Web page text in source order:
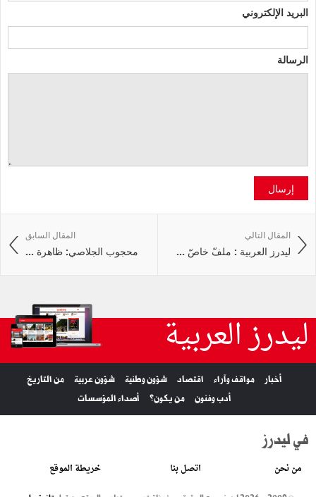
البريد الإلكتروني
الرسالة
إرسال
المقال السابق
محجوب الجلاصي: ظاهرة ...
المقال التالي
ليدرز العربية : ملفّ خاصّ ...
ليدرز العربية
أخبار مواقف وآراء اقتصاد شؤون وطنية شؤون عربية
من التاريخ
أدب وفنون
من يكون؟ أصداء المؤسسات
في ليدرز
من نحن اتصل بنا خريطة الموقع